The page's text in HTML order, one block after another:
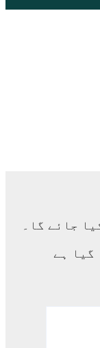
جائے گا۔
گیا ہے